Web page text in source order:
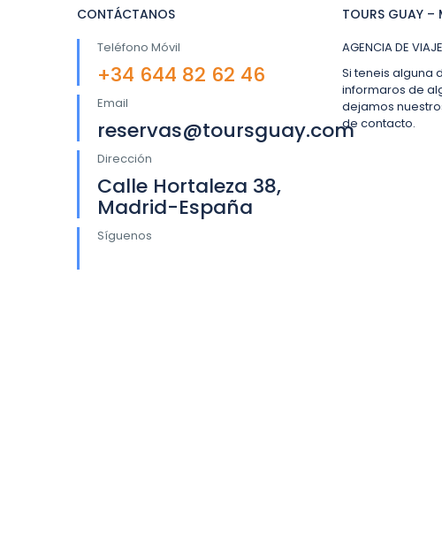
CONTÁCTANOS
Teléfono Móvil
+34 644 82 62 46
Email
reservas@toursguay.com
Dirección
Calle Hortaleza 38,
Madrid-España
Síguenos
TOURS GUAY –
AGENCIA DE
Si teneis alguna
informaros de
dejamos
de contacto.